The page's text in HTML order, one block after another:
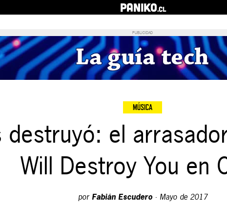
PANIKO.cl
PUBLICIDAD
MÚSICA
destruyó: el
Will Destroy You en
por Fabián Escudero· Mayo de 2017